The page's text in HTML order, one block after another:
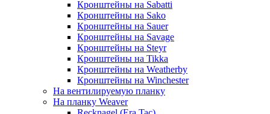
Кронштейны на Sabatti
Кронштейны на Sako
Кронштейны на Sauer
Кронштейны на Savage
Кронштейны на Steyr
Кронштейны на Tikka
Кронштейны на Weatherby
Кронштейны на Winchester
На вентилируемую планку
На планку Weaver